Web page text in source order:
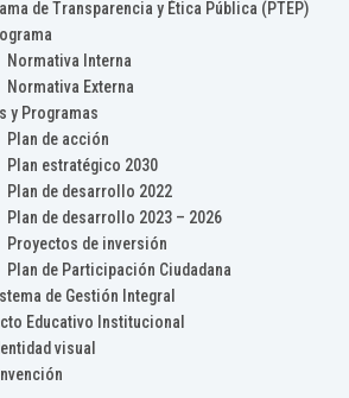
de Transparencia y Ética Pública (PTEP)
Normativa Interna
Normativa Externa
y Programas
Plan de acción
Plan estratégico 2030
Plan de desarrollo 2022
Plan de desarrollo 2023 – 2026
Proyectos de inversión
Plan de Participación Ciudadana
de Gestión Integral
Educativo Institucional
visual